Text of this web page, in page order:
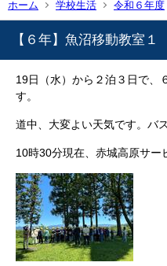
ホーム 学校生活 令和６年度
【６年】魚沼移動教室１
19日（水）から２泊３日で、
す。
道中、大変よい天気です。バ
10時30分現在、赤城高原サー